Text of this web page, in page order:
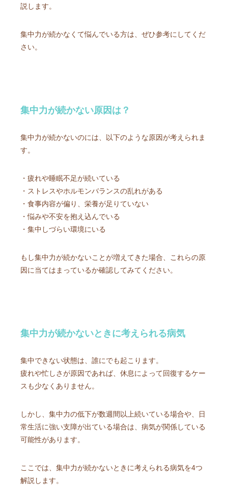
説します。
集中力が続かなくて悩んでいる方は、ぜひ参考にしてくだ
さい。
集中力が続かない原因は？
集中力が続かないのには、以下のような原因が考えられま
す。
・疲れや睡眠不足が続いている
・ストレスやホルモンバランスの乱れがある
・食事内容が偏り、栄養が足りていない
・悩みや不安を抱え込んでいる
・集中しづらい環境にいる
もし集中力が続かないことが増えてきた場合、これらの原
因に当てはまっているか確認してみてください。
集中力が続かないときに考えられる病気
集中できない状態は、誰にでも起こります。
疲れや忙しさが原因であれば、休息によって回復するケー
スも少なくありません。
しかし、集中力の低下が数週間以上続いている場合や、日
常生活に強い支障が出ている場合は、病気が関係している
可能性があります。
ここでは、集中力が続かないときに考えられる病気を4つ
解説します。